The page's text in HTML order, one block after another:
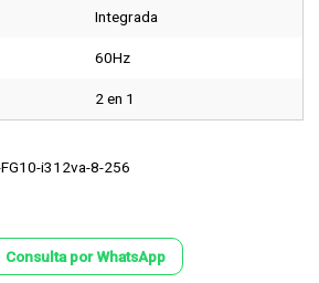
Integrada
60Hz
2 en 1
i312va-8-256
Consulta por WhatsApp